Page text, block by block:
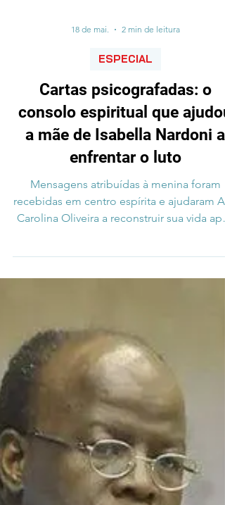
18 de mai. 2 min de leitura
ESPECIAL
consolo espiritual que ajudou
a mãe de Isabella Nardoni a
Carolina Oliveira, mãe de Isabella Nardoni,
revelou em entrevista ao podcast
que recebeu cartas psicografadas
à filha após o crime que chocou o país em
2008. Segundo ela, as mensagens
foram fundamentais para aliviar a dor e
transformar a forma como enfrentou o
Logo após a morte d